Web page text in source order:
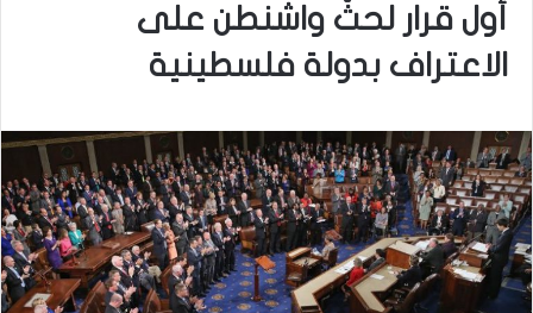
أول قرار لحثّ واشنطن على
الاعتراف بدولة فلسطينية